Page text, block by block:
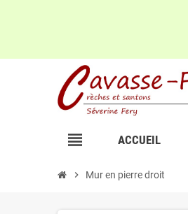
view_headline ACCUEIL
chevron_right Mur en pierre droit